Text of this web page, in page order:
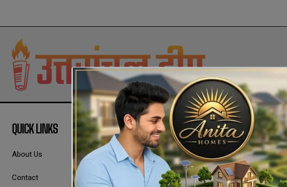
QUICK LINKS
About Us
Contact
SOCIAL MEDIA